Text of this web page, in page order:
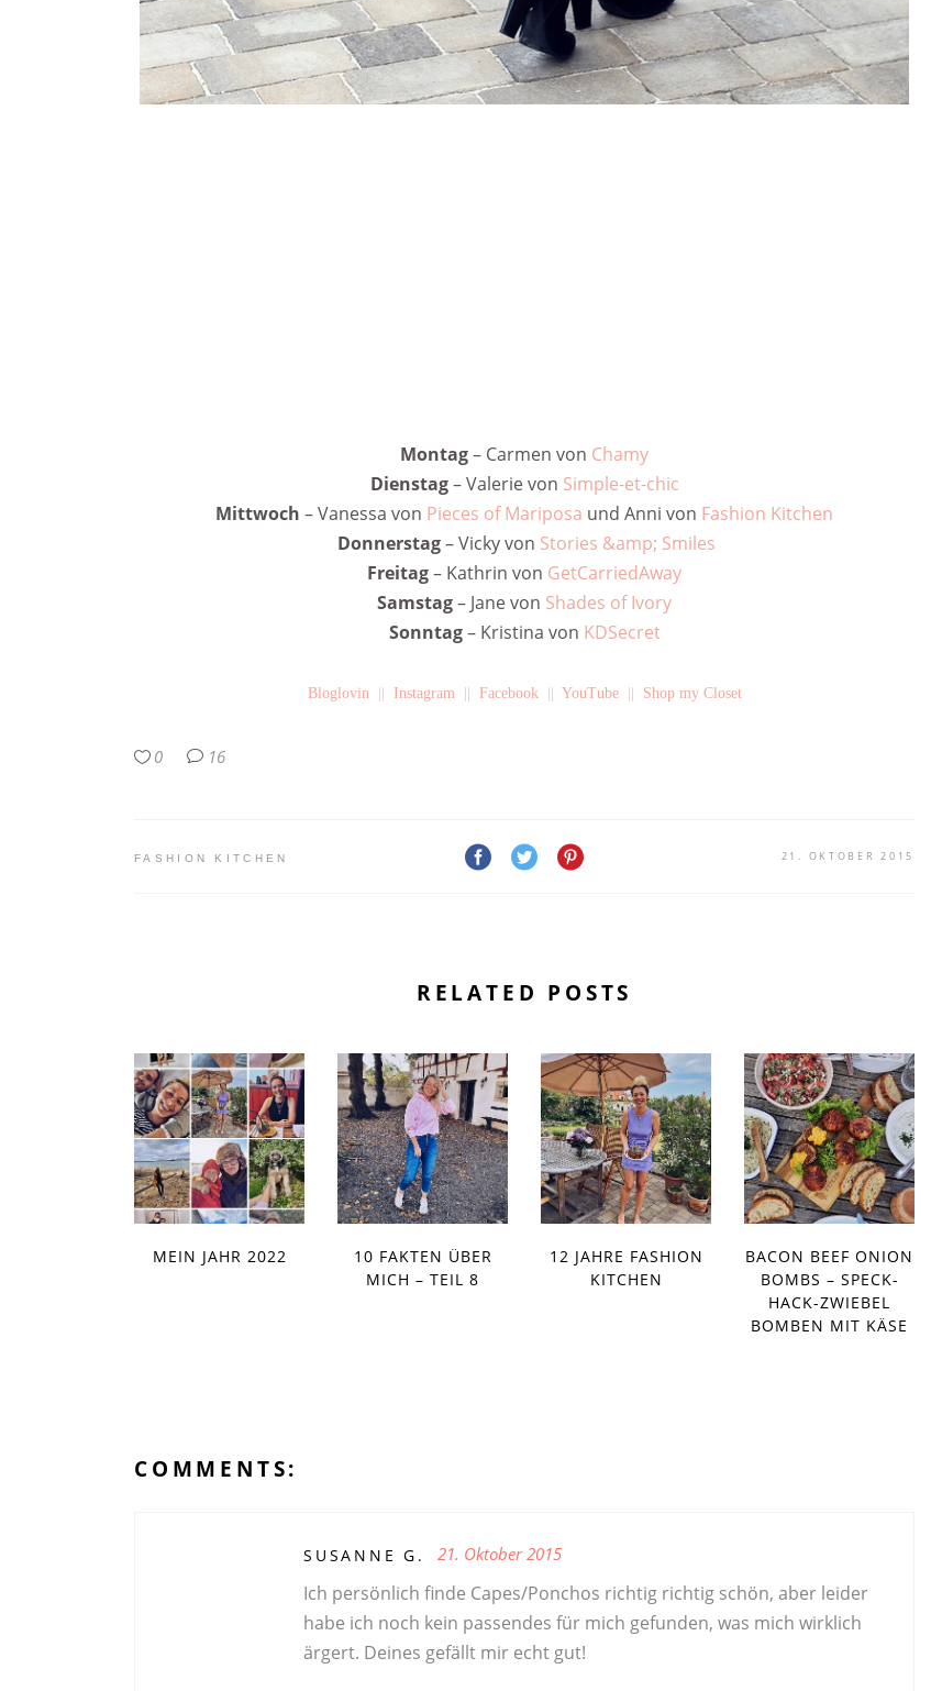
Montag– Carmen von Chamy
Dienstag– Valerie von Simple-et-chic
Mittwoch –Vanessa von Pieces of Mariposa und Anni von Fashion Kitchen
Donnerstag–Vicky von Stories &amp; Smiles
Freitag– Kathrin von GetCarriedAway
Samstag– Jane von Shades of Ivory
Sonntag– Kristina von KDSecret
Bloglovin|| Instagram|| Facebook|| YouTube|| Shop my Closet
0 16
FASHION KITCHEN 21. OKTOBER 2015
RELATED POSTS
MEIN JAHR 2022
10 FAKTEN ÜBER
MICH – TEIL 8
12 JAHRE FASHION
KITCHEN
BACON BEEF ONION
BOMBS – SPECK-
HACK-ZWIEBEL
BOMBEN MIT KÄSE
COMMENTS:
SUSANNE G. 21. Oktober 2015
Ich persönlich finde Capes/Ponchos richtig richtig schön, aber leider
habe ich noch kein passendes für mich gefunden, was mich wirklich
ärgert. Deines gefällt mir echt gut!